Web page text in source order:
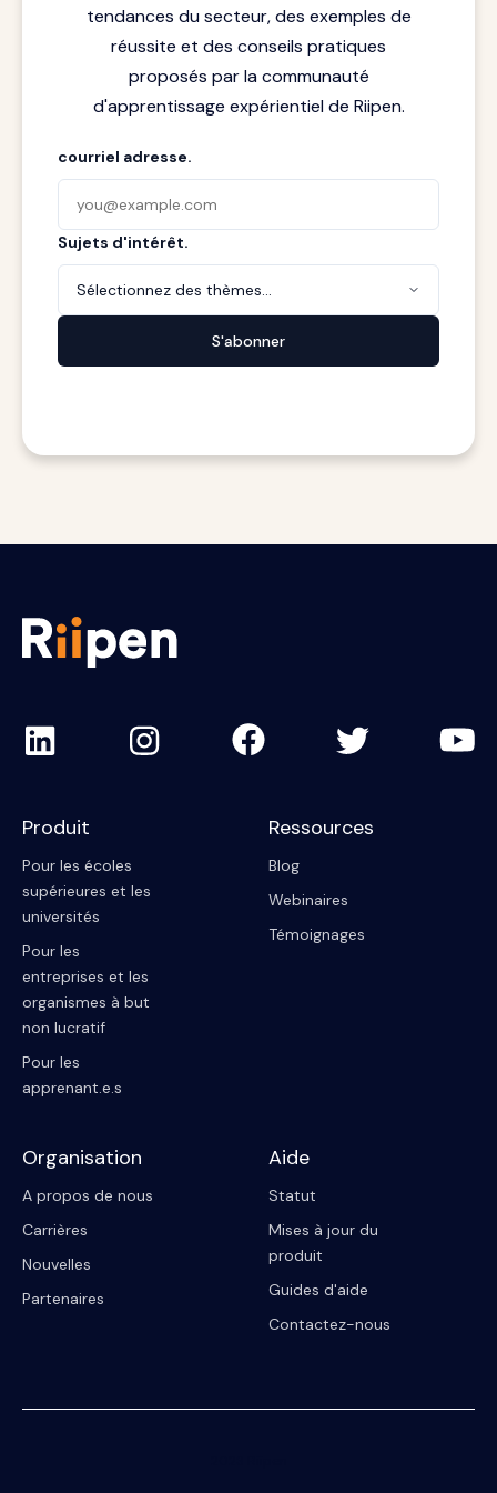
tendances du secteur, des exemples de
réussite et des conseils pratiques
proposés par la communauté
d'apprentissage expérientiel de Riipen.
courriel adresse.
Sujets d'intérêt.
Sélectionnez des thèmes...
S'abonner
Produit
Pour les écoles
supérieures et les
universités
Pour les
entreprises et les
organismes à but
non lucratif
Pour les
apprenant.e.s
Ressources
Blog
Webinaires
Témoignages
Organisation
A propos de nous
Carrières
Nouvelles
Partenaires
Aide
Statut
Mises à jour du
produit
Guides d'aide
Contactez-nous